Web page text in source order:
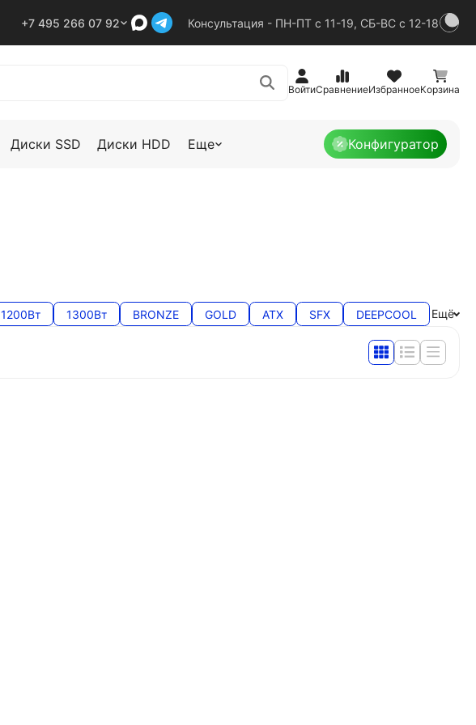
+7 495 266 07 92 Консультация - ПН-ПТ с 11-19, СБ-ВС с 12-18
ВойтиСравнениеИзбранноеКорзина
Диски SSD Диски HDD Еще Конфигуратор
1200Вт 1300Вт BRONZE GOLD ATX SFX DEEPCOOL Ещё